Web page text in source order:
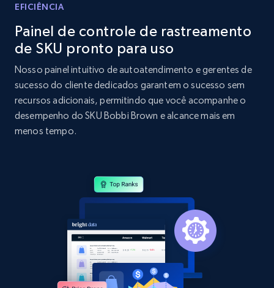
2.1K+ 355+ Comece agora
Home Depot US - Discovery products by
specific category URL
355+ Comece agora
Amazon products global dataset
Title, Seller name, Brand, Description, Initial
EFICIÊNCIA
Painel de controle de rastreamento
de SKU pronto para uso
Nosso painel intuitivo de autoatendimento e gerentes de
sucesso do cliente dedicados garantem o sucesso sem
recursos adicionais, permitindo que você acompanhe o
desempenho do SKU Bobbi Brown e alcance mais em
menos tempo.